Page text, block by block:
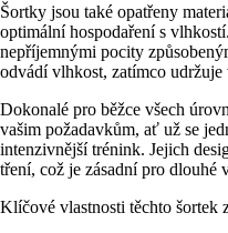
Šortky jsou také opatřeny
optimální hospodaření s
nepříjemnými pocity
odvádí vlhkost, zatímco udržuje
Dokonalé pro běžce všech
vašim požadavkům, ať už se
intenzivnější trénink. Jejich
tření, což je zásadní pro dlouhé
Klíčové vlastnosti těchto šortek